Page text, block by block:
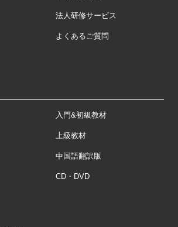
法人研修サービス
よくあるご質問
入門&初級教材
上級教材
中国語翻訳版
CD・DVD